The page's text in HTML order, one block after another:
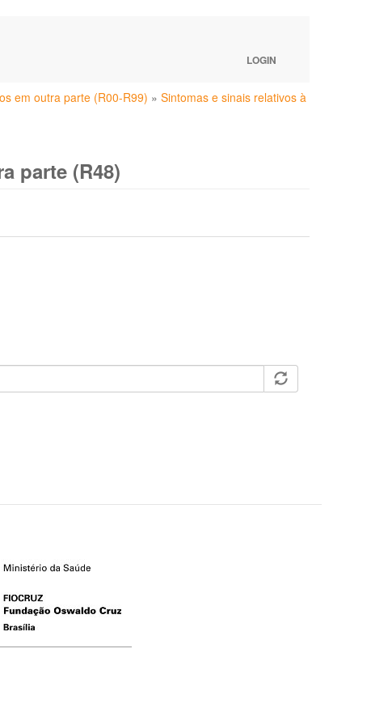
LOGIN
em outra parte (R00-R99) » Sintomas e sinais relativos à
parte (R48)